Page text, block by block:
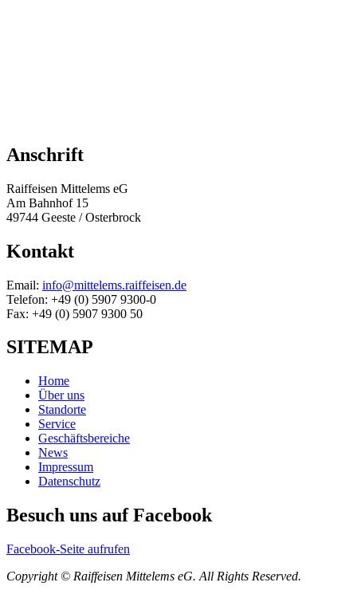
Anschrift
Raiffeisen Mittelems eG
Am Bahnhof 15
49744 Geeste / Osterbrock
Kontakt
Email: info@mittelems.raiffeisen.de
Telefon: +49 (0) 5907 9300-0
Fax: +49 (0) 5907 9300 50
SITEMAP
Home
Über uns
Standorte
Service
Geschäftsbereiche
News
Impressum
Datenschutz
Besuch uns auf Facebook
Facebook-Seite aufrufen
Copyright © Raiffeisen Mittelems eG. All Rights Reserved.